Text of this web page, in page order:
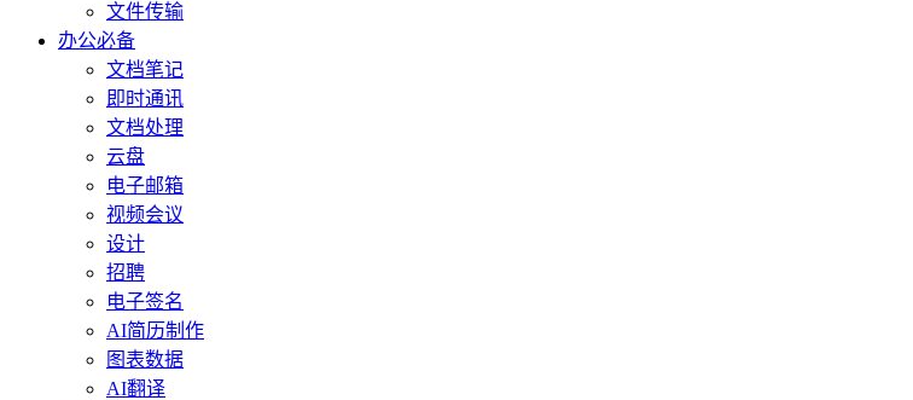
文件传输
办公必备
文档笔记
即时通讯
文档处理
云盘
电子邮箱
视频会议
设计
招聘
电子签名
AI简历制作
图表数据
AI翻译